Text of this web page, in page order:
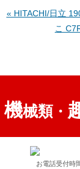
« HITACHI/日立
こ
機械類・
お電話受付時